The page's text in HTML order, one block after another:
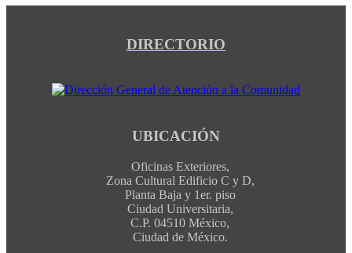
DIRECTORIO
UBICACIÓN
Oficinas Exteriores,
Zona Cultural Edificio C y D,
Planta Baja y 1er. piso
Ciudad Universitaria,
C.P. 04510 México,
Ciudad de México.